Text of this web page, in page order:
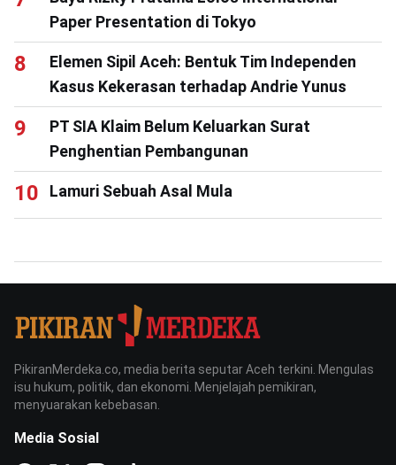
Paper Presentation di Tokyo
Elemen Sipil Aceh: Bentuk Tim Independen
Kasus Kekerasan terhadap Andrie Yunus
PT SIA Klaim Belum Keluarkan Surat
Penghentian Pembangunan
Lamuri Sebuah Asal Mula
PikiranMerdeka.co, media berita seputar Aceh terkini. Mengulas
isu hukum, politik, dan ekonomi. Menjelajah pemikiran,
menyuarakan kebebasan.
Media Sosial